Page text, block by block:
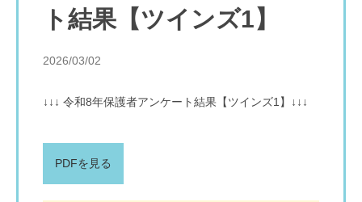
ト結果【ツインズ1】
2026/03/02
↓↓↓ 令和8年保護者アンケート結果【ツインズ1】↓↓↓
PDFを見る